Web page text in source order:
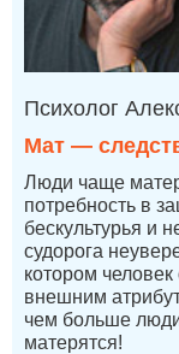
Психолог
Мат —
Люди чаще
потребность в
бескультурья и
судорога
котором
внешним
чем больше
матерятся!